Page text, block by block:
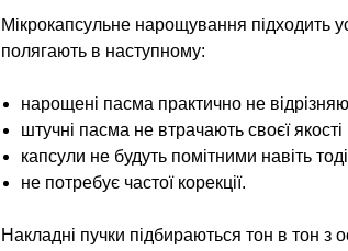
Мікрокапсульне нарощування підходить
полягають в наступному:
нарощені пасма практично не
штучні пасма не втрачають своєї
капсули не будуть помітними навіть
не потребує частої корекції.
Накладні пучки підбираються тон в тон